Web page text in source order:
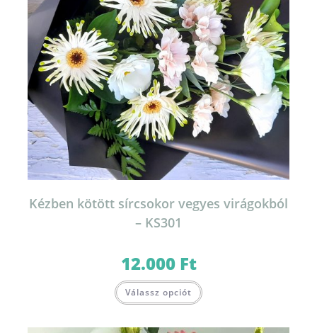
Kézben kötött sírcsokor vegyes virágokból
– KS301
12.000 Ft
Válassz opciót